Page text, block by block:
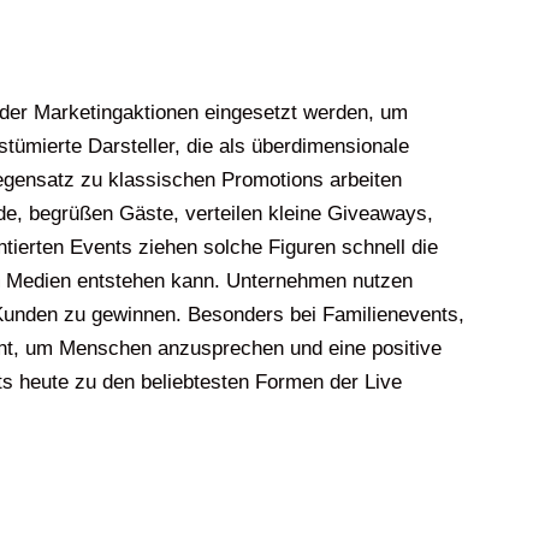
Marketingaktionen eingesetzt werden, um
Darsteller, die als überdimensionale
zu klassischen Promotions arbeiten
begrüßen Gäste, verteilen kleine Giveaways,
Events ziehen solche Figuren schnell die
entstehen kann. Unternehmen nutzen
zu gewinnen. Besonders bei Familienevents,
um Menschen anzusprechen und eine positive
heute zu den beliebtesten Formen der Live